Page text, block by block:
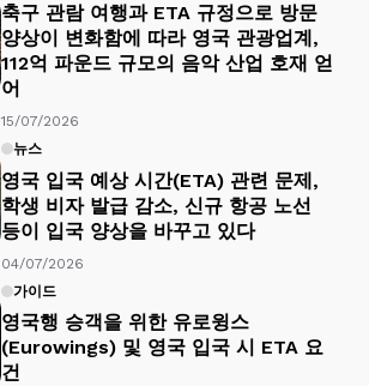
축구 관람 여행과 ETA 규정으로 방문
양상이 변화함에 따라 영국 관광업계,
112억 파운드 규모의 음악 산업 호재 얻
어
15/07/2026
뉴스
영국 입국 예상 시간(ETA) 관련 문제,
학생 비자 발급 감소, 신규 항공 노선
등이 입국 양상을 바꾸고 있다
04/07/2026
가이드
영국행 승객을 위한 유로윙스
(Eurowings) 및 영국 입국 시 ETA 요
건